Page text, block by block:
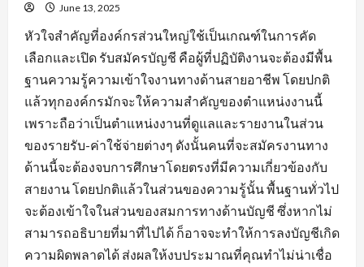
June 13, 2025
หัวใจสำคัญที่องค์กรส่วนใหญ่ใช้เป็นเกณฑ์ในการคัด
เลือกและเปิด รับสมัครบัญชี คือผู้ที่ปฏิบัติงานจะต้องมีพื้น
ฐานความรู้ความเข้าใจงานทางด้านสายอาชีพ โดยปกติ
แล้วทุกองค์กรมักจะให้ความสำคัญของตำแหน่งงานนี้
เพราะถือว่าเป็นตำแหน่งงานที่ดูแลและรายงานในส่วน
ของรายรับ-ค่าใช้จ่ายต่างๆ ดังนั้นคนที่จะสมัครงานทาง
ด้านนี้จะต้องจบการศึกษาโดยตรงที่มีความเกี่ยวข้องกับ
สายงาน โดยปกติแล้วในส่วนของความรู้นั้น พื้นฐานทั่วไป
จะต้องเข้าใจในส่วนของสมการทางด้านบัญชี ซึ่งหากไม่
สามารถอธิบายที่มาที่ไปได้ ก็อาจจะทำให้การลงบัญชีเกิด
ความผิดพลาดได้ ส่งผลให้งบประมาณที่คุณทำไม่น่าเชื่อ